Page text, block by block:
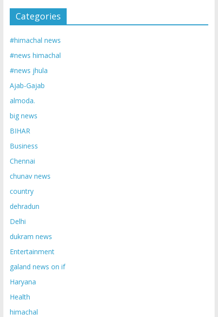
Categories
#himachal news
#news himachal
#news jhula
Ajab-Gajab
almoda.
big news
BIHAR
Business
Chennai
chunav news
country
dehradun
Delhi
dukram news
Entertainment
galand news on if
Haryana
Health
himachal